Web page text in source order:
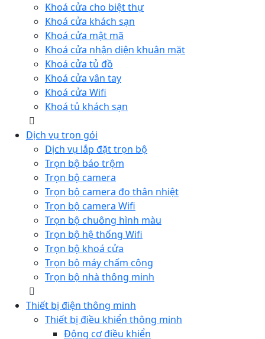
Khoá cửa cho biệt thự
Khoá cửa khách sạn
Khoá cửa mật mã
Khoá cửa nhận diện khuân mặt
Khoá cửa tủ đồ
Khoá cửa vân tay
Khoá cửa Wifi
Khoá tủ khách sạn
Dịch vụ trọn gói
Dịch vụ lắp đặt trọn bộ
Trọn bộ báo trộm
Trọn bộ camera
Trọn bộ camera đo thân nhiệt
Trọn bộ camera Wifi
Trọn bộ chuông hình màu
Trọn bộ hệ thống Wifi
Trọn bộ khoá cửa
Trọn bộ máy chấm công
Trọn bộ nhà thông minh
Thiết bị điện thông minh
Thiết bị điều khiển thông minh
Động cơ điều khiển